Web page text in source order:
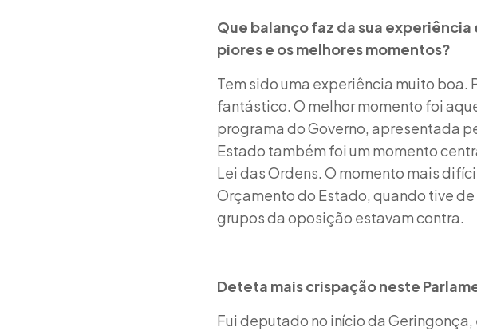
Que balanço faz da sua
piores e os melhores momentos?
Tem sido uma experiência muito boa.
fantástico. O melhor momento foi
programa do Governo, apresentada
Estado também foi um momento
Lei das Ordens. O momento mais
Orçamento do Estado, quando tive
grupos da oposição estavam contra.
Deteta mais crispação neste
Fui deputado no início da